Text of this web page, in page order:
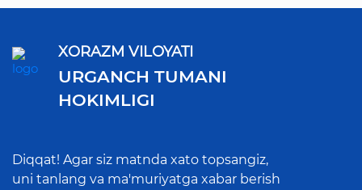
XORAZM VILOYATI
URGANCH TUMANI
HOKIMLIGI
Diqqat! Agar siz matnda xato topsangiz,
uni tanlang va ma'muriyatga xabar berish